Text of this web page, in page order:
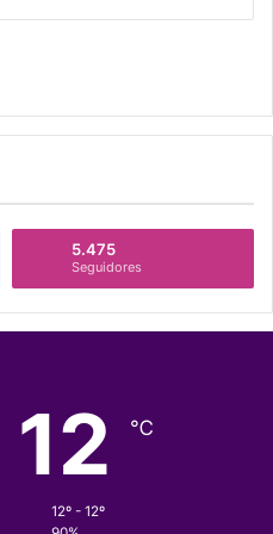
5.475
Seguidores
12 ℃
12º - 12º